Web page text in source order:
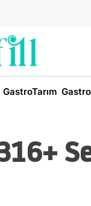
GastroTarım